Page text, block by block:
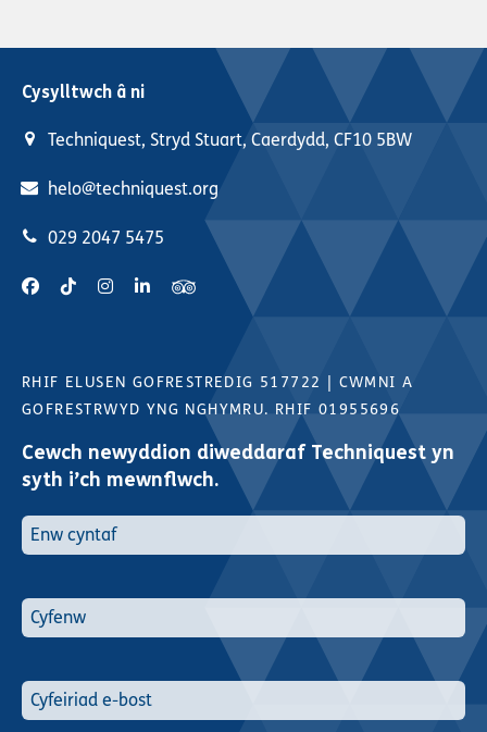
Cysylltwch â ni
Techniquest, Stryd Stuart, Caerdydd, CF10 5BW
helo@techniquest.org
029 2047 5475
RHIF ELUSEN GOFRESTREDIG 517722
CWMNI A
GOFRESTRWYD YNG NGHYMRU. RHIF 01955696
Cewch newyddion diweddaraf Techniquest yn
syth i’ch mewnflwch.